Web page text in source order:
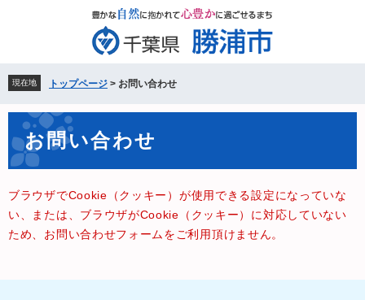
先
頭
で
を
飛
ば
本
へ
現在地 トップページ > お問い合わせ
文 お問い合わせ
ブラウザでCookie（クッキー）が使用できる設定になっていな
い、または、ブラウザがCookie（クッキー）に対応していない
ため、お問い合わせフォームをご利用頂けません。